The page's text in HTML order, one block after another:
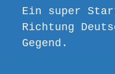
Ein super
Richtung
Gegend.